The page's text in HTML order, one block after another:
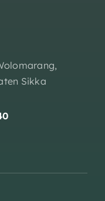
Sikka